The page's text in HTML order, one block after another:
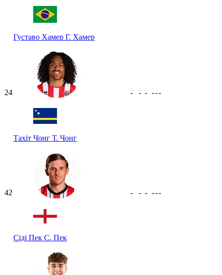
Густаво Хамер Г. Хамер
24
Тахіт Чонг Т. Чонг
- - - ---
42
Сіді Пек С. Пек
- - - ---